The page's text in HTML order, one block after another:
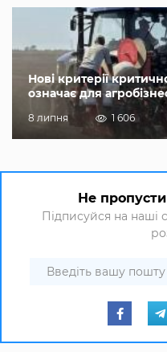
Нові критерії
означає для
8 липня 1 606
Не
Підписуйся на наші